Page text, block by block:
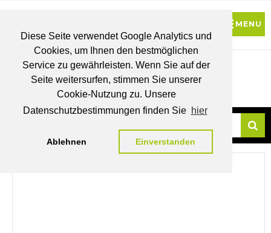
Diese Seite verwendet Google Analytics und
Cookies, um Ihnen den bestmöglichen
Service zu gewährleisten. Wenn Sie auf der
Seite weitersurfen, stimmen Sie unserer
Cookie-Nutzung zu. Unsere
Datenschutzbestimmungen finden Sie hier
Ablehnen Einverstanden
BRUTTO
PREISE
MEIN
WUNSCHLISTE